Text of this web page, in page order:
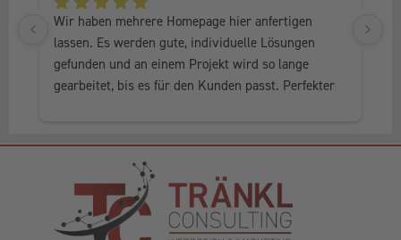
Wir haben mehrere Homepage hier anfertigen
lassen. Es werden gute, individuelle Lösungen
gefunden und an einem Projekt wird so lange
gearbeitet, bis es für den Kunden passt. Perfekter